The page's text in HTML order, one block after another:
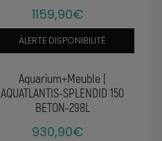
1159,90€
ALERTE DISPONIBILITÉ
Aquarium+Meuble |
AQUATLANTIS-SPLENDID 150
BETON-298L
930,90€